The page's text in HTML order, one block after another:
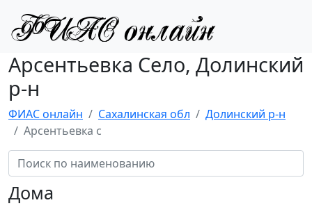
Арсентьевка Село, Долинский
р-н
ФИАС онлайн Сахалинская обл
Долинский р-н
Арсентьевка с
Дома